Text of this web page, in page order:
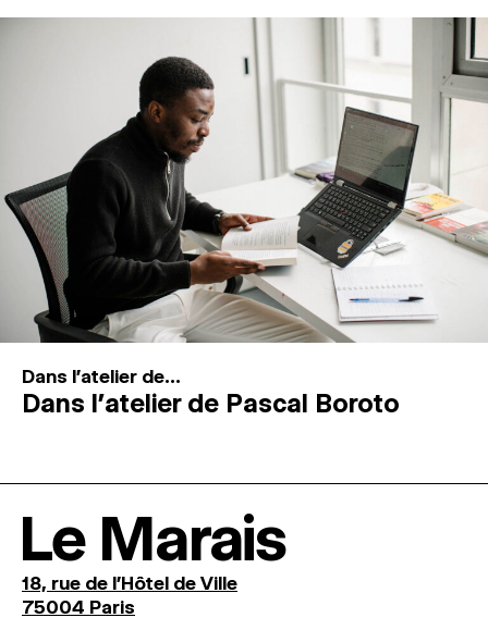
Dans l'atelier de...
Dans l’atelier de Pascal Boroto
Le Marais
18, rue de l'Hôtel de Ville
75004 Paris